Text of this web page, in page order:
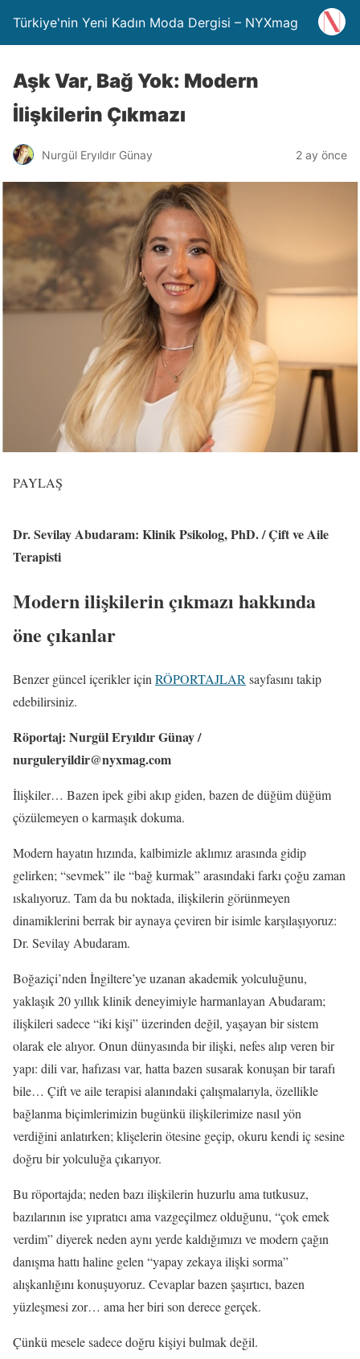
Türkiye'nin Yeni Kadın Moda Dergisi – NYXmag
Aşk Var, Bağ Yok: Modern
İlişkilerin Çıkmazı
Nurgül Eryıldır Günay 2 ay önce
PAYLAŞ
Dr. Sevilay Abudaram: Klinik Psikolog, PhD. / Çift ve Aile
Terapisti
Modern ilişkilerin çıkmazı hakkında
öne çıkanlar
Benzer güncel içerikler için RÖPORTAJLAR sayfasını takip
edebilirsiniz.
Röportaj: Nurgül Eryıldır Günay /
nurguleryildir@nyxmag.com
İlişkiler… Bazen ipek gibi akıp giden, bazen de düğüm düğüm
çözülemeyen o karmaşık dokuma.
Modern hayatın hızında, kalbimizle aklımız arasında gidip
gelirken; “sevmek” ile “bağ kurmak” arasındaki farkı çoğu zaman
ıskalıyoruz. Tam da bu noktada, ilişkilerin görünmeyen
dinamiklerini berrak bir aynaya çeviren bir isimle karşılaşıyoruz:
Dr. Sevilay Abudaram.
Boğaziçi’nden İngiltere’ye uzanan akademik yolculuğunu,
yaklaşık 20 yıllık klinik deneyimiyle harmanlayan Abudaram;
ilişkileri sadece “iki kişi” üzerinden değil, yaşayan bir sistem
olarak ele alıyor. Onun dünyasında bir ilişki, nefes alıp veren bir
yapı: dili var, hafızası var, hatta bazen susarak konuşan bir tarafı
bile… Çift ve aile terapisi alanındaki çalışmalarıyla, özellikle
bağlanma biçimlerimizin bugünkü ilişkilerimize nasıl yön
verdiğini anlatırken; klişelerin ötesine geçip, okuru kendi iç sesine
doğru bir yolculuğa çıkarıyor.
Bu röportajda; neden bazı ilişkilerin huzurlu ama tutkusuz,
bazılarının ise yıpratıcı ama vazgeçilmez olduğunu, “çok emek
verdim” diyerek neden aynı yerde kaldığımızı ve modern çağın
danışma hattı haline gelen “yapay zekaya ilişki sorma”
alışkanlığını konuşuyoruz. Cevaplar bazen şaşırtıcı, bazen
yüzleşmesi zor… ama her biri son derece gerçek.
Çünkü mesele sadece doğru kişiyi bulmak değil.